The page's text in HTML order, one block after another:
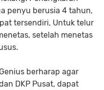
penyu berusia 4 tahun,
tersendiri, Untuk telur
setelah menetas
berharap agar
DKP Pusat, dapat